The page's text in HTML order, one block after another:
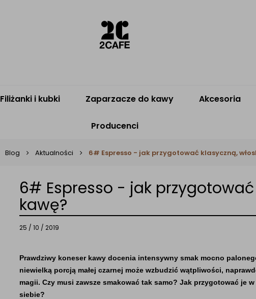
Filiżanki i kubki Zaparzacze do kawy Akcesoria
Producenci
Blog Aktualności 6# Espresso - jak przygotować klasyczną,
6# Espresso - jak przygotować
kawę?
25 / 10 / 2019
Prawdziwy koneser kawy docenia intensywny smak mocno
niewielką porcją małej czarnej może wzbudzić wątpliwości,
magii. Czy musi zawsze smakować tak samo? Jak przygotować je
siebie?